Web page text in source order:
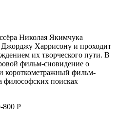
Николая Якимчука
Харрисону и проходит
их творческого пути. В
фильм-сновидение о
короткометражный фильм-
философских поисках
800 Р